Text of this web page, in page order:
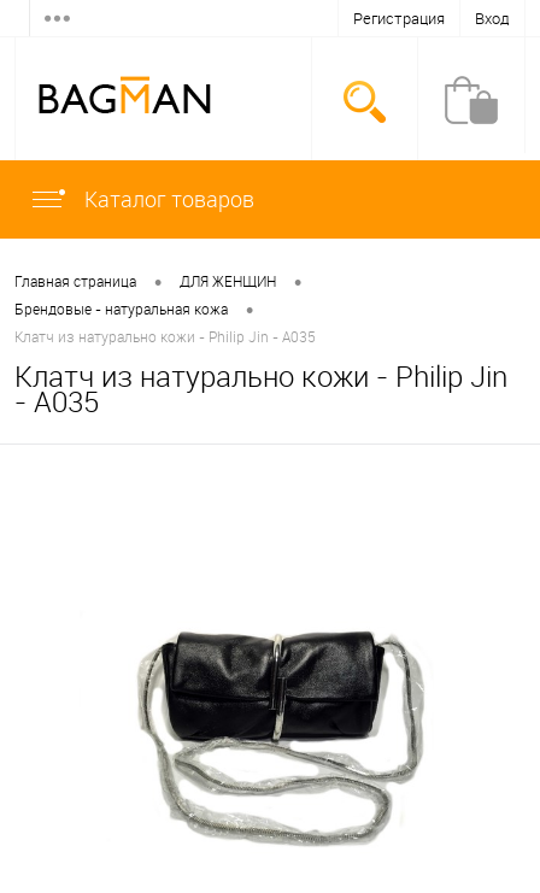
Регистрация Вход
Каталог товаров
Главная страница • ДЛЯ ЖЕНЩИН •
Брендовые - натуральная кожа •
Клатч из натурально кожи - Philip Jin - A035
Клатч из натурально кожи - Philip Jin
- A035